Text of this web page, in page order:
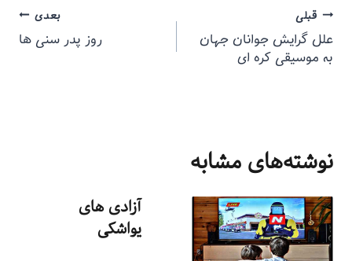
قبلی
علل گرایش جوانان جهان
به موسیقی کره ای
بعدی
روز پدر سنی ها
نوشته‌های مشابه
آزادی های
یواشکی